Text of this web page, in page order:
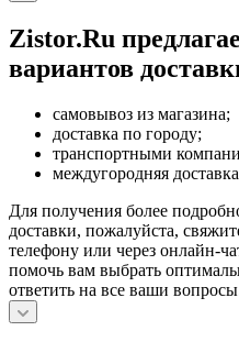
Zistor.Ru
вариантов
самовывоз из магазина;
доставка по городу;
транспортными
междугородняя
Для получения более
доставки, пожалуйста,
телефону или через онлайн-
помочь вам выбрать
ответить на все ваши